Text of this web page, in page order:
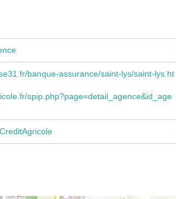
banque-assurance/saint-lys/saint-lys.ht
spip.php?page=detail_agence&id_age